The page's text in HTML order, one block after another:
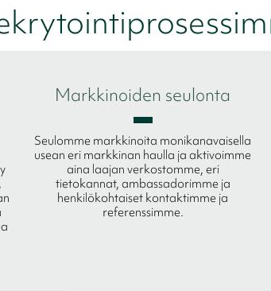
Markkinoiden seulonta
Seulomme markkinoita monikanavaisella
usean eri markkinan haulla ja aktivoimme
aina laajan verkostomme, eri
tietokannat, ambassadorimme ja
henkilökohtaiset kontaktimme ja
referenssimme.